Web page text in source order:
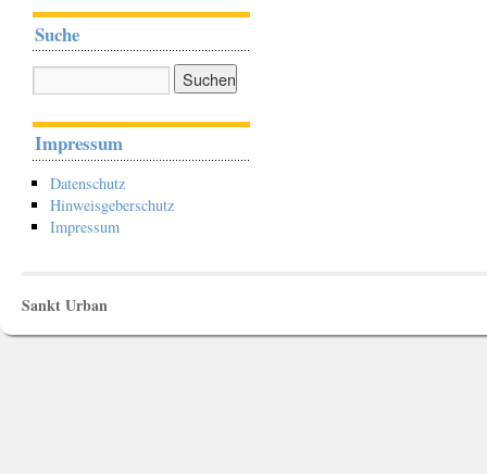
Suche
Impressum
Datenschutz
Hinweisgeberschutz
Impressum
Sankt Urban